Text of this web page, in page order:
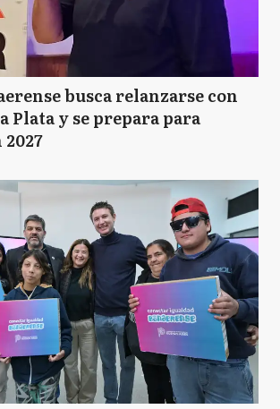
busca relanzarse con
Plata y se prepara para